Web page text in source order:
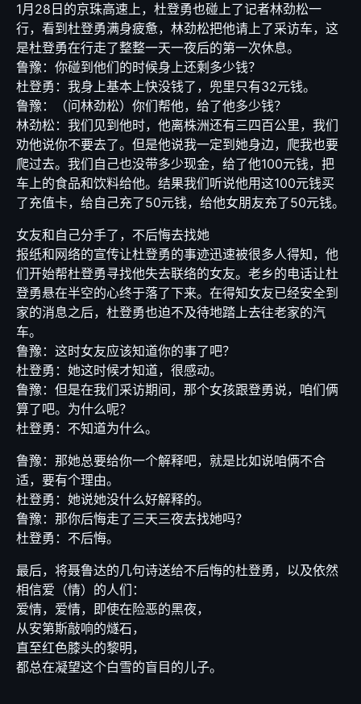
1月28日的京珠高速上，杜登勇也碰上了记者林劲松一
行，看到杜登勇满身疲惫，林劲松把他请上了采访车，这
是杜登勇在行走了整整一天一夜后的第一次休息。
鲁豫：你碰到他们的时候身上还剩多少钱？
杜登勇：我身上基本上快没钱了，兜里只有32元钱。
鲁豫：（问林劲松）你们帮他，给了他多少钱？
林劲松：我们见到他时，他离株洲还有三四百公里，我们
劝他说你不要去了。但是他说我一定到她身边，爬我也要
爬过去。我们自己也没带多少现金，给了他100元钱，把
车上的食品和饮料给他。结果我们听说他用这100元钱买
了充值卡，给自己充了50元钱，给他女朋友充了50元钱。
女友和自己分手了，不后悔去找她
报纸和网络的宣传让杜登勇的事迹迅速被很多人得知，他
们开始帮杜登勇寻找他失去联络的女友。老乡的电话让杜
登勇悬在半空的心终于落了下来。在得知女友已经安全到
家的消息之后，杜登勇也迫不及待地踏上去往老家的汽
车。
鲁豫：这时女友应该知道你的事了吧？
杜登勇：她这时候才知道，很感动。
鲁豫：但是在我们采访期间，那个女孩跟登勇说，咱们俩
算了吧。为什么呢？
杜登勇：不知道为什么。
鲁豫：那她总要给你一个解释吧，就是比如说咱俩不合
适，要有个理由。
杜登勇：她说她没什么好解释的。
鲁豫：那你后悔走了三天三夜去找她吗？
杜登勇：不后悔。
最后，将聂鲁达的几句诗送给不后悔的杜登勇，以及依然
相信爱（情）的人们：
爱情，爱情，即使在险恶的黑夜，
从安第斯敲响的燧石，
直至红色膝头的黎明，
都总在凝望这个白雪的盲目的儿子。